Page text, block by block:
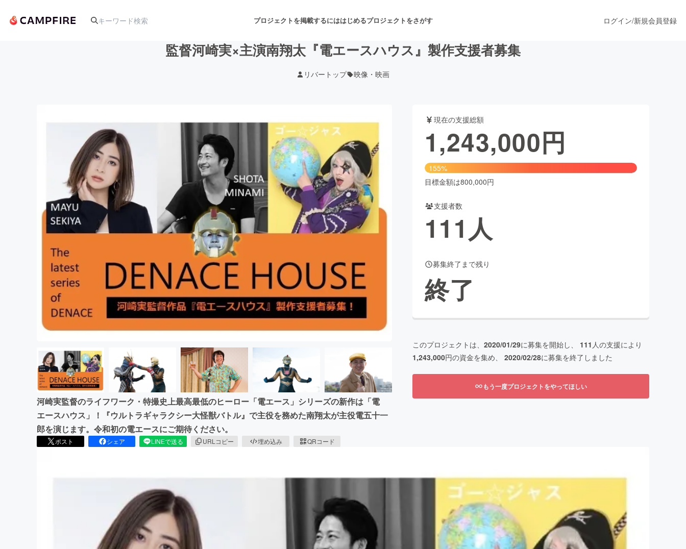
プロジェクトを掲載するにははじめるプロジェクトをさがす
アート・写真 音楽 舞台・パフォーマンス
テクノロジー・ガジェット ゲーム・サービス開発 フード・飲食店 ファッション
映像・映画 書籍・雑誌出版
ビジネス・起業 チャレンジ ビューティー・ヘルスケア
まちづくり・地域活性化
CAMPFIRE for Social Good CAMPFIRE Creation
CAMPFIREふるさと納税machi-ya
ログイン/新規会員登録
監督河崎実×主演南翔太『電エースハウス』製作支援者募集
リバートップ 映像・映画
河崎実監督のライフワーク・特撮史上最高最低のヒーロー「電エース」シリーズの新作は「電
エースハウス」！『ウルトラギャラクシー大怪獣バトル』で主役を務めた南翔太が主役電五十一
郎を演じます。令和初の電エースにご期待ください。
ポスト シェア LINEで送る URLコピー 埋め込み QRコード
現在の支援総額
1,243,000円
155%
目標金額は800,000円
支援者数
111人
募集終了まで残り
終了
このプロジェクトは、 2020/01/29に募集を開始し、 111 人の支援により
1,243,000円の資金を集め、 2020/02/28に募集を終了しました
もう一度プロジェクトをやってほしい